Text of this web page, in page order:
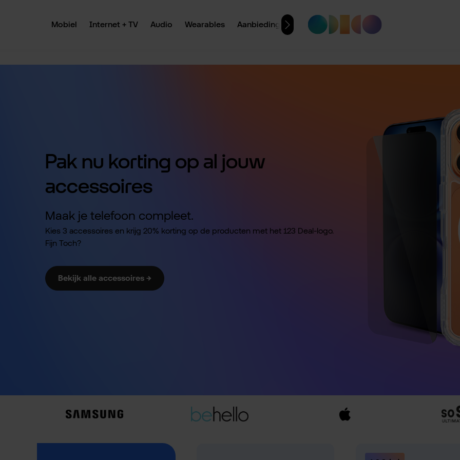
Mobiel
Internet + TV Audio Wearables Aanbiedingen
Pak nu korting op al jouw
accessoires
Maak je telefoon compleet.
Kies 3 accessoires en krijg 20% korting op de producten met het 123 Deal-logo.
Fijn Toch?
Bekijk alle accessoires →